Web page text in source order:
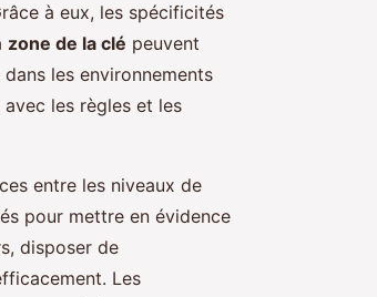
à eux, les spécificités
zone de la clé peuvent
les environnements
les règles et les
entre les niveaux de
pour mettre en évidence
disposer de
Les